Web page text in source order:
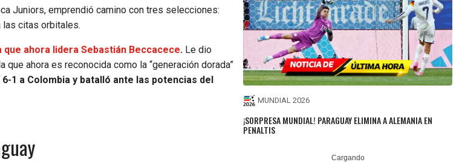
Juniors, emprendió camino con tres selecciones:
las citas orbitales.
ahora lidera Sebastián Beccacece. Le dio
ahora es reconocida como la “generación dorada”
1 a Colombia y batalló ante las potencias del
MUNDIAL 2026
¡SORPRESA MUNDIAL! PARAGUAY ELIMINA A ALEMANIA EN
PENALTIS